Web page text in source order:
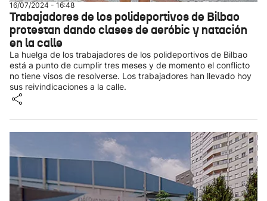
16/07/2024 - 16:48
Trabajadores de los polideportivos de Bilbao
protestan dando clases de aeróbic y natación
en la calle
La huelga de los trabajadores de los polideportivos de Bilbao
está a punto de cumplir tres meses y de momento el conflicto
no tiene visos de resolverse. Los trabajadores han llevado hoy
sus reivindicaciones a la calle.